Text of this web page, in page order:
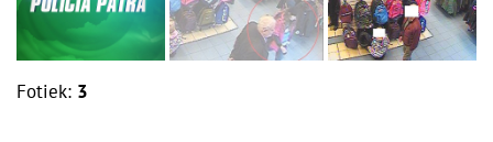
Fotiek: 3